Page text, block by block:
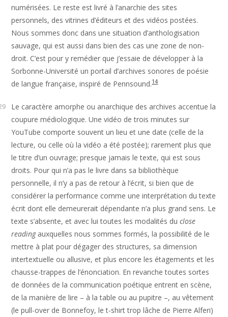
numérisées. Le reste est livré à l’anarchie des sites
personnels, des vitrines d’éditeurs et des vidéos postées.
Nous sommes donc dans une situation d’anthologisation
sauvage, qui est aussi dans bien des cas une zone de non-
droit. C’est pour y remédier que j’essaie de développer à la
Sorbonne-Université un portail d’archives sonores de poésie
de langue française, inspiré de Pennsound.14
Le caractère amorphe ou anarchique des archives accentue la
coupure médiologique. Une vidéo de trois minutes sur
YouTube comporte souvent un lieu et une date (celle de la
lecture, ou celle où la vidéo a été postée); rarement plus que
le titre d’un ouvrage; presque jamais le texte, qui est sous
droits. Pour qui n’a pas le livre dans sa bibliothèque
personnelle, il n’y a pas de retour à l’écrit, si bien que de
considérer la performance comme une interprétation du texte
écrit dont elle demeurerait dépendante n’a plus grand sens. Le
texte s’absente, et avec lui toutes les modalités duclose
readingauxquelles nous sommes formés, la possibilité de le
mettre à plat pour dégager des structures, sa dimension
intertextuelle ou allusive, et plus encore les étagements et les
chausse-trappes de l’énonciation. En revanche toutes sortes
de données de la communication poétique entrent en scène,
de la manière de lire – à la table ou au pupitre –, au vêtement
(le pull-over de Bonnefoy, le t-shirt trop lâche de Pierre Alferi)